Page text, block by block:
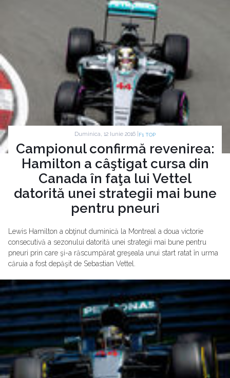
Duminica, 12 Iunie 2016 | F1 TOP
Campionul confirmă revenirea:
Hamilton a câştigat cursa din
Canada în faţa lui Vettel
datorită unei strategii mai bune
pentru pneuri
Lewis Hamilton a obţinut duminică la Montreal a doua victorie
consecutivă a sezonului datorită unei strategii mai bune pentru
pneuri prin care şi-a răscumpărat greşeala unui start ratat în urma
căruia a fost depăşit de Sebastian Vettel.